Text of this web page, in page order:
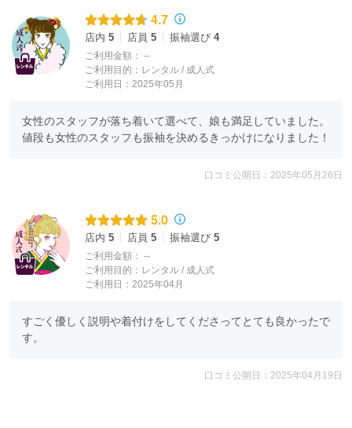
4.7
店内 5 店員 5 振袖選び 4
ご利用金額： --
ご利用目的： レンタル / 成人式
ご利用日：2025年05月
女性のスタッフが落ち着いて選べて、娘も満足していました。
値段も女性のスタッフも振袖を決めるきっかけになりました！
口コミ公開日：2025年05月26日
5.0
店内 5 店員 5 振袖選び 5
ご利用金額： --
ご利用目的： レンタル / 成人式
ご利用日：2025年04月
すごく優しく説明や着付けをしてくださってとても良かったで
す。
口コミ公開日：2025年04月19日